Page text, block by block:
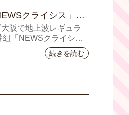
クライシス」チ
人突破！テレビ大
録を更新
阪で地上波レギュラ
組「NEWSクライシ
年7月12日(日)に、
録者数10万人を達成し
続きを読む